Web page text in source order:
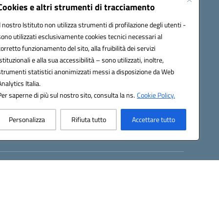
e altri strumenti di tracciamento
nostro Istituto non utilizza strumenti di profilazione degli utenti -
utilizzati esclusivamente cookies tecnici necessari al
funzionamento del sito, alla fruibilità dei servizi
e alla sua accessibilità – sono utilizzati, inoltre,
statistici anonimizzati messi a disposizione da Web
Italia.
saperne di più sul nostro sito, consulta la ns.Cookie Policy.
Personalizza Rifiuta tutto Accettare tutto
Seguici su: